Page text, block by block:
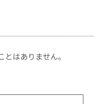
はありません。